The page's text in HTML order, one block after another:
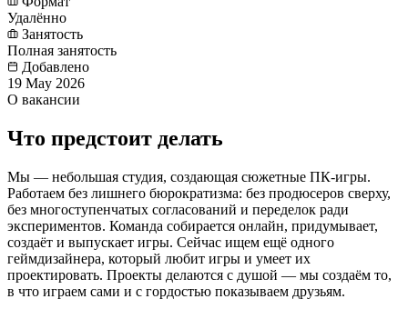
Удалённо
Занятость
Полная занятость
Добавлено
19 May 2026
О вакансии
Что предстоит делать
Мы — небольшая студия, создающая сюжетные ПК-игры.
Работаем без лишнего бюрократизма: без продюсеров сверху,
без многоступенчатых согласований и переделок ради
экспериментов. Команда собирается онлайн, придумывает,
создаёт и выпускает игры. Сейчас ищем ещё одного
геймдизайнера, который любит игры и умеет их
проектировать. Проекты делаются с душой — мы создаём то,
в что играем сами и с гордостью показываем друзьям.